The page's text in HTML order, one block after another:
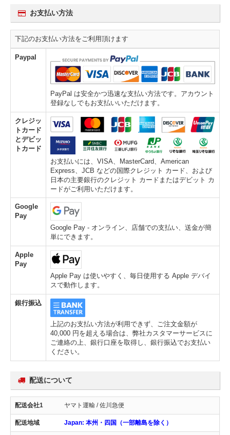
お支払い方法
下記のお支払い方法をご利用頂けます
Paypal
PayPal は安全かつ迅速な支払い方法です。アカウント
登録なしでもお支払いいただけます。
クレジッ
トカード
とデビッ
トカード
お支払いには、VISA、MasterCard、American
Express、JCB などの国際クレジット カード、および
日本の主要銀行のクレジット カードまたはデビット カ
ードがご利用いただけます。
Google
Pay
Google Pay - オンライン、店舗での支払い、送金が簡
単にできます。
Apple
Pay
Apple Pay は使いやすく、毎日使用する Apple デバイ
スで動作します。
銀行振込
上記のお支払い方法が利用できず、ご注文金額が
40,000 円を超える場合は、弊社カスタマーサービスに
ご連絡の上、銀行口座を取得し、銀行振込でお支払い
ください。
配送について
ヤマト運輸 / 佐川急便
Japan: 本州・四国（一部離島を除く）